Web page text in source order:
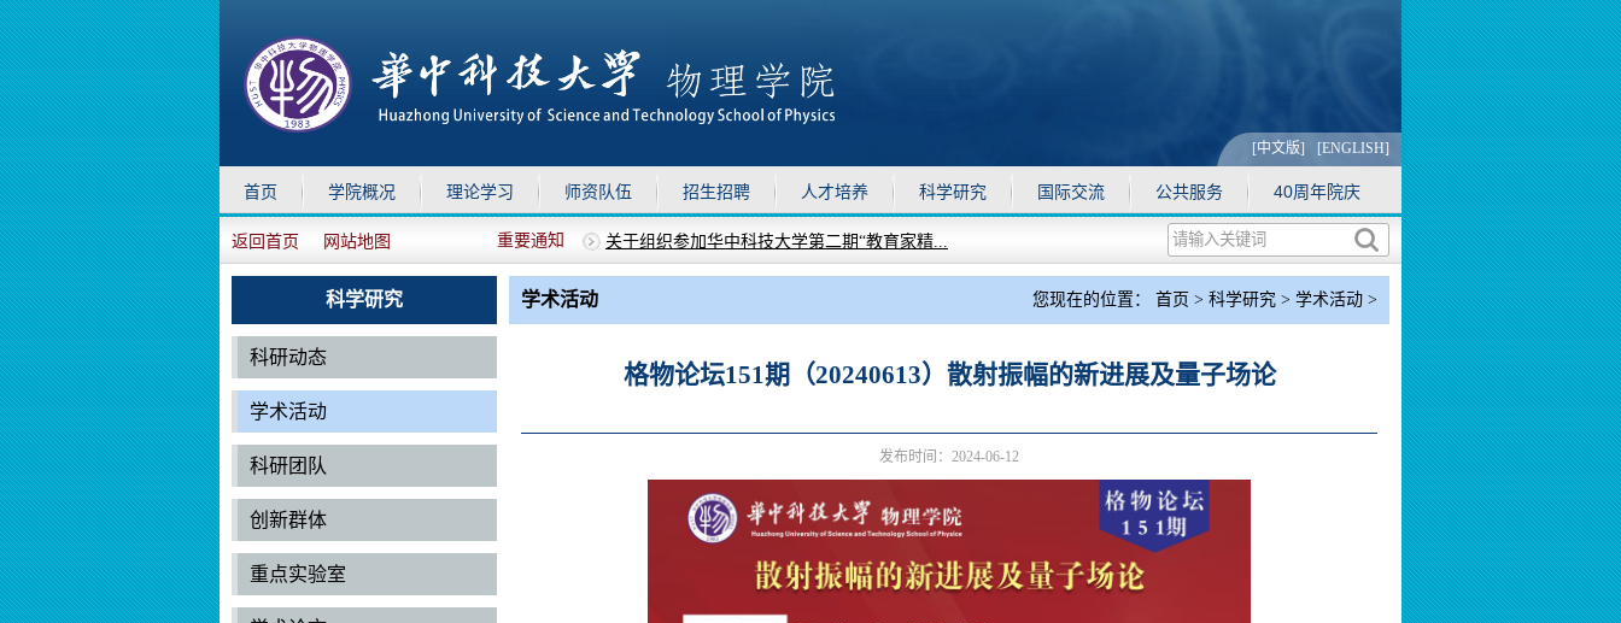
[ENGLISH]
[中文版]
首页 学院概况 理论学习 师资队伍 招生招聘 人才培养 科学研究 国际交流 公共服务 40周年院庆
返回首页 网站地图 重要通知
关于组织参加华中科技大学第二期“教育家精...
物理学院2025年德育助理选聘通知
上移 下移
科学研究
科研动态
学术活动
科研团队
创新群体
重点实验室
学术活动 您现在的位置： 首页 > 科学研究 > 学术活动 >
格物论坛151期（20240613）散射振幅的新进展及量子场论
发布时间：2024-06-12